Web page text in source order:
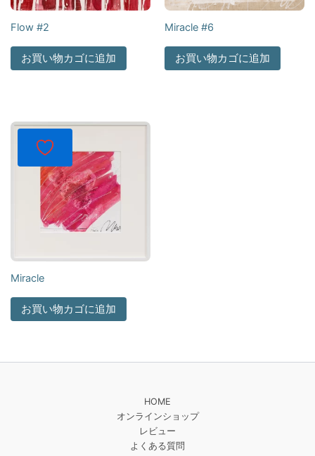
Flow #2
お買い物カゴに追加
Miracle #6
お買い物カゴに追加
Miracle
お買い物カゴに追加
HOME
オンラインショップ
レビュー
よくある質問